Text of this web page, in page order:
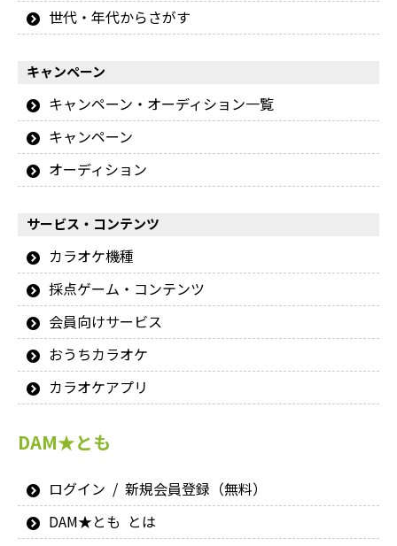
世代・年代からさがす
キャンペーン
キャンペーン・オーディション一覧
キャンペーン
オーディション
サービス・コンテンツ
カラオケ機種
採点ゲーム・コンテンツ
会員向けサービス
おうちカラオケ
カラオケアプリ
DAM★とも
ログイン / 新規会員登録（無料）
DAM★とも とは